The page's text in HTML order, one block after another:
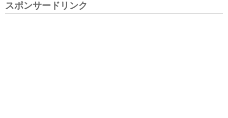
スポンサードリンク